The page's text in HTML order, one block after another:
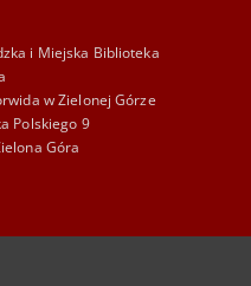
i Miejska Biblioteka
w Zielonej Górze
Polskiego 9
Góra